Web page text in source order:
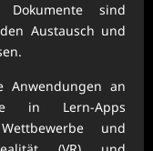
sind
Austausch und
Anwendungen an
in Lern-Apps
und